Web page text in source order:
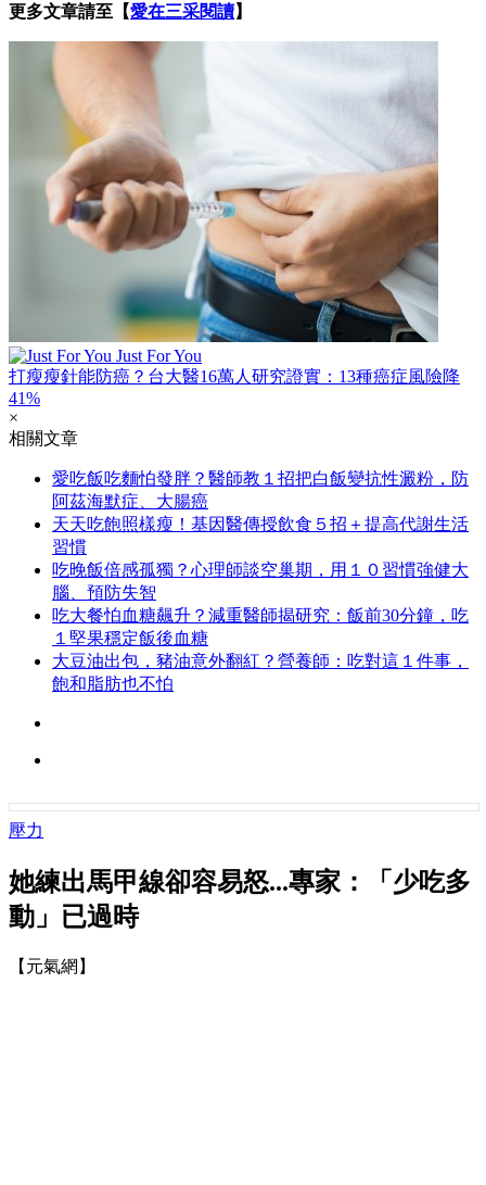
更多文章請至【愛在三采閱讀】
Just For You
打瘦瘦針能防癌？台大醫16萬人研究證實：13種癌症風險降
41%
×
相關文章
愛吃飯吃麵怕發胖？醫師教１招把白飯變抗性澱粉，防
阿茲海默症、大腸癌
天天吃飽照樣瘦！基因醫傳授飲食５招＋提高代謝生活
習慣
吃晚飯倍感孤獨？心理師談空巢期，用１０習慣強健大
腦、預防失智
吃大餐怕血糖飆升？減重醫師揭研究：飯前30分鐘，吃
１堅果穩定飯後血糖
大豆油出包，豬油意外翻紅？營養師：吃對這１件事，
飽和脂肪也不怕
壓力
她練出馬甲線卻容易怒...專家：「少吃多
動」已過時
【元氣網】